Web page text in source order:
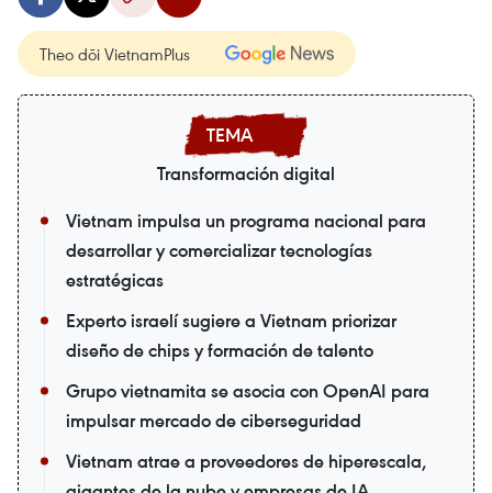
Theo dõi VietnamPlus
Transformación digital
Vietnam impulsa un programa nacional para
desarrollar y comercializar tecnologías
estratégicas
Experto israelí sugiere a Vietnam priorizar
diseño de chips y formación de talento
Grupo vietnamita se asocia con OpenAI para
impulsar mercado de ciberseguridad
Vietnam atrae a proveedores de hiperescala,